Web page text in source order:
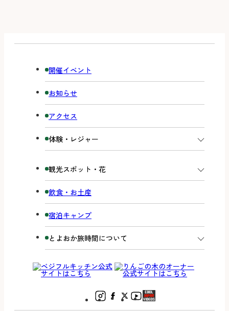
開催イベント
お知らせ
アクセス
体験・レジャー
観光スポット・花
飲食・お土産
宿泊キャンプ
とよおか旅時間について